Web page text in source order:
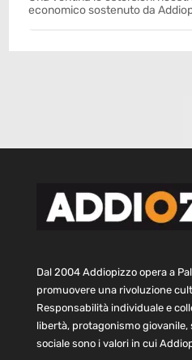
economico sostenuto da
Dal 2004 Addiopizzo opera a
promuovere una rivoluzione
Responsabilità individuale e
libertà, protagonismo
sociale sono i valori in cui